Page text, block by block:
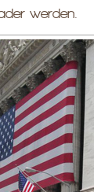
werden.